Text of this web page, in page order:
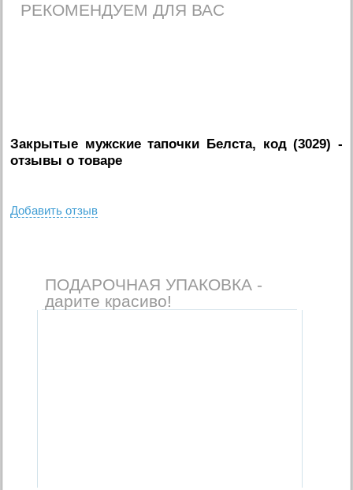
РЕКОМЕНДУЕМ ДЛЯ ВАС
Закрытые мужские тапочки Белста, код (3029) -
отзывы о товаре
Добавить отзыв
ПОДАРОЧНАЯ УПАКОВКА -
дарите красиво!